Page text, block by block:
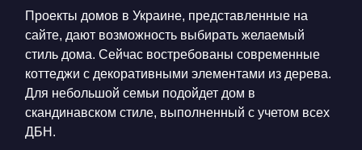
Проекты домов в Украине, представленные на
сайте, дают возможность выбирать желаемый
стиль дома. Сейчас востребованы современные
коттеджи с декоративными элементами из дерева.
Для небольшой семьи подойдет дом в
скандинавском стиле, выполненный с учетом всех
ДБН.